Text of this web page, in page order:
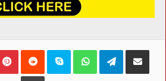
PinterestReddit Skype WhatsAppTelegramShare via
Print